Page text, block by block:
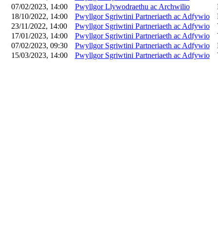
07/02/2023, 14:00
Pwyllgor Llywodraethu ac Archwilio
18/10/2022, 14:00
Pwyllgor Sgriwtini Partneriaeth ac Adfywio
23/11/2022, 14:00
Pwyllgor Sgriwtini Partneriaeth ac Adfywio
17/01/2023, 14:00
Pwyllgor Sgriwtini Partneriaeth ac Adfywio
07/02/2023, 09:30
Pwyllgor Sgriwtini Partneriaeth ac Adfywio
15/03/2023, 14:00
Pwyllgor Sgriwtini Partneriaeth ac Adfywio